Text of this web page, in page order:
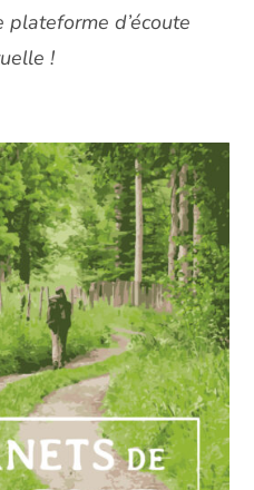
d’écoute
!